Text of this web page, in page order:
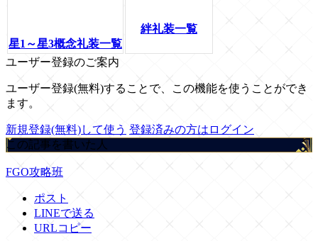
星1～星3概念礼装一覧
絆礼装一覧
ユーザー登録のご案内
ユーザー登録(無料)することで、この機能を使うことができ
ます。
新規登録(無料)して使う 登録済みの方はログイン
この記事を書いた人
FGO攻略班
ポスト
LINEで送る
URLコピー